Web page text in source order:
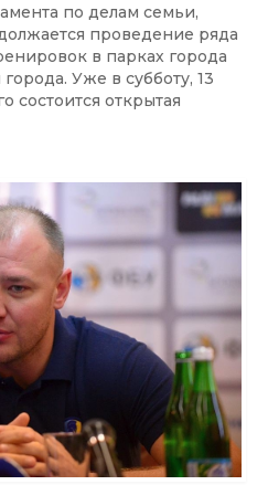
по делам семьи,
проведение ряда
в парках города
Уже в субботу, 13
состоится открытая